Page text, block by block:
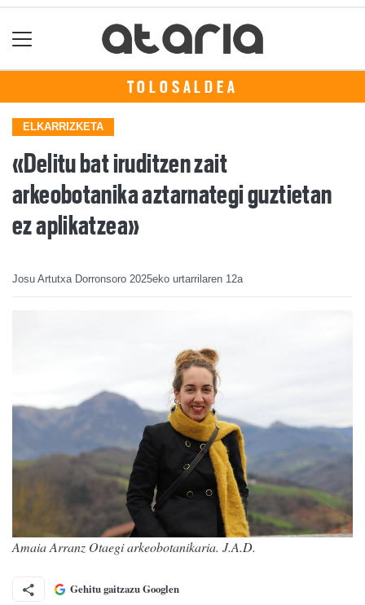
TOLOSALDEA
ELKARRIZKETA
«Delitu bat iruditzen zait
arkeobotanika aztarnategi guztietan
ez aplikatzea»
Josu Artutxa Dorronsoro 2025eko urtarrilaren 12a
Amaia Arranz Otaegi arkeobotanikaria. J.A.D.
Gehitu gaitzazu Googlen